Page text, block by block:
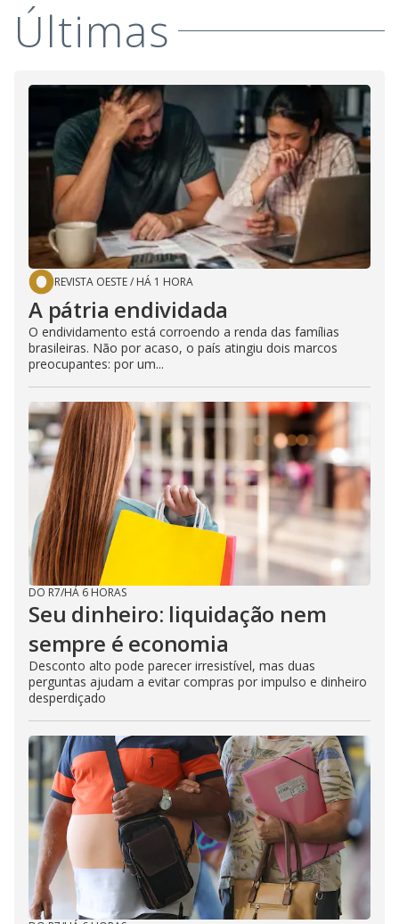
Últimas
REVISTA OESTE/ HÁ 1 HORA
A pátria endividada
O endividamento está corroendo a renda das famílias
brasileiras. Não por acaso, o país atingiu dois marcos
preocupantes: por um...
DO R7/HÁ 6 HORAS
Seu dinheiro: liquidação nem
sempre é economia
Desconto alto pode parecer irresistível, mas duas
perguntas ajudam a evitar compras por impulso e dinheiro
desperdiçado